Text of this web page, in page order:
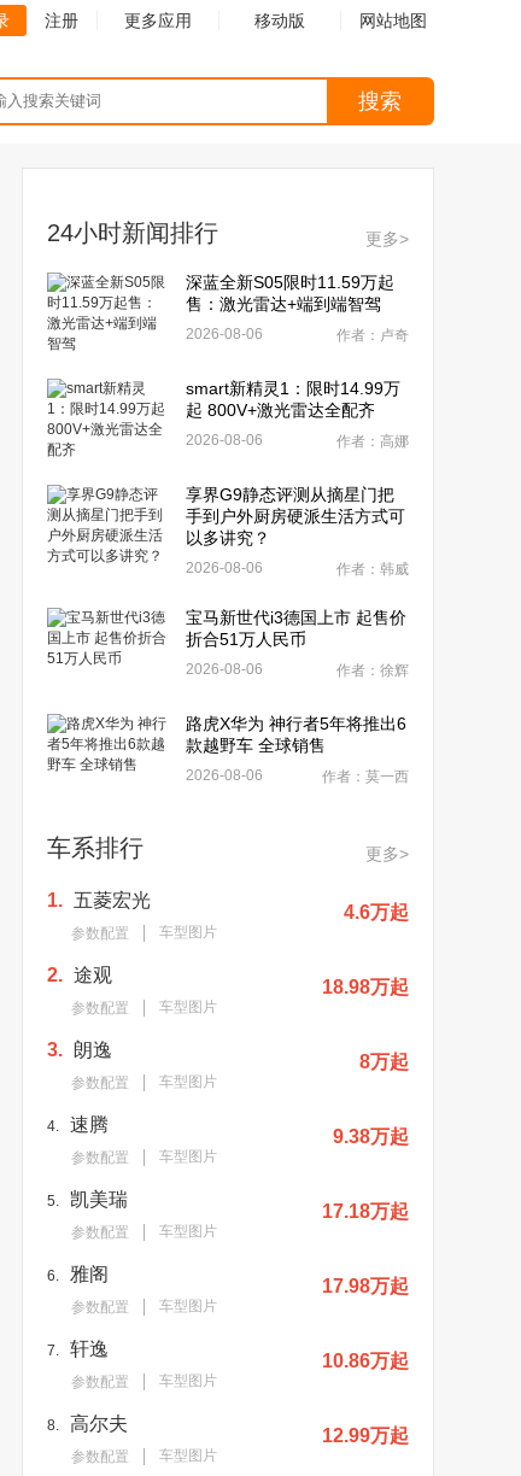
注册 更多应用 移动版 网站地图
搜索
24小时新闻排行 更多>
深蓝全新S05限时11.59万起
售：激光雷达+端到端智驾
2026-08-06 作者：卢奇
smart新精灵1：限时14.99万
起 800V+激光雷达全配齐
2026-08-06 作者：高娜
享界G9静态评测从摘星门把
手到户外厨房硬派生活方式可
以多讲究？
2026-08-06 作者：韩威
宝马新世代i3德国上市 起售价
折合51万人民币
2026-08-06 作者：徐辉
路虎X华为 神行者5年将推出6
款越野车 全球销售
2026-08-06 作者：莫一西
车系排行 更多>
1. 五菱宏光
参数配置 车型图片
4.6万起
2. 途观
参数配置 车型图片
18.98万起
3. 朗逸
参数配置 车型图片
8万起
4. 速腾
参数配置 车型图片
9.38万起
5. 凯美瑞
参数配置 车型图片
17.18万起
6. 雅阁
参数配置 车型图片
17.98万起
7. 轩逸
参数配置 车型图片
10.86万起
8. 高尔夫
参数配置 车型图片
12.99万起